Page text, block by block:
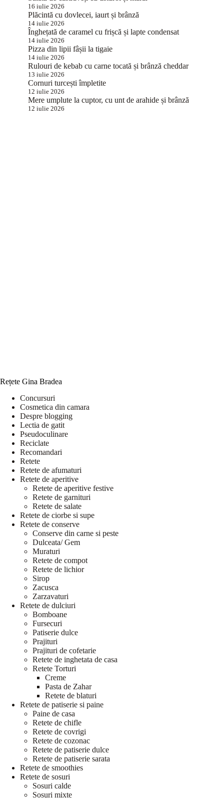
16 iulie 2026
Plăcintă cu dovlecei, iaurt și brânză
14 iulie 2026
Înghețată de caramel cu frișcă și lapte condensat
14 iulie 2026
Pizza din lipii fâșii la tigaie
14 iulie 2026
Rulouri de kebab cu carne tocată și brânză cheddar
13 iulie 2026
Cornuri turcești împletite
12 iulie 2026
Mere umplute la cuptor, cu unt de arahide și brânză
12 iulie 2026
Rețete Gina Bradea
Concursuri
Cosmetica din camara
Despre blogging
Lectia de gatit
Pseudoculinare
Reciclate
Recomandari
Retete
Retete de afumaturi
Retete de aperitive
Retete de aperitive festive
Retete de garnituri
Retete de salate
Retete de ciorbe si supe
Retete de conserve
Conserve din carne si peste
Dulceata/ Gem
Muraturi
Retete de compot
Retete de lichior
Sirop
Zacusca
Zarzavaturi
Retete de dulciuri
Bomboane
Fursecuri
Patiserie dulce
Prajituri
Prajituri de cofetarie
Retete de inghetata de casa
Retete Torturi
Creme
Pasta de Zahar
Retete de blaturi
Retete de patiserie si paine
Paine de casa
Retete de chifle
Retete de covrigi
Retete de cozonac
Retete de patiserie dulce
Retete de patiserie sarata
Retete de smoothies
Retete de sosuri
Sosuri calde
Sosuri mixte